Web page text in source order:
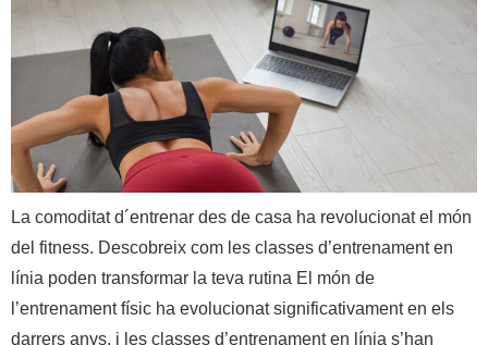
La comoditat d´entrenar des de casa ha revolucionat el món
del fitness. Descobreix com les classes d’entrenament en
línia poden transformar la teva rutina El món de
l’entrenament físic ha evolucionat significativament en els
darrers anys, i les classes d’entrenament en línia s’han